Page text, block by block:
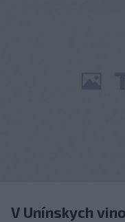
V Unínskych